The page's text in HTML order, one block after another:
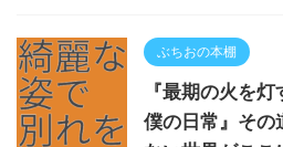
ぶちおの本棚
『最期の火を
僕の日常』その